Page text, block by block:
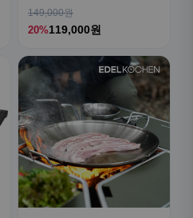
149,000원
20%119,000원